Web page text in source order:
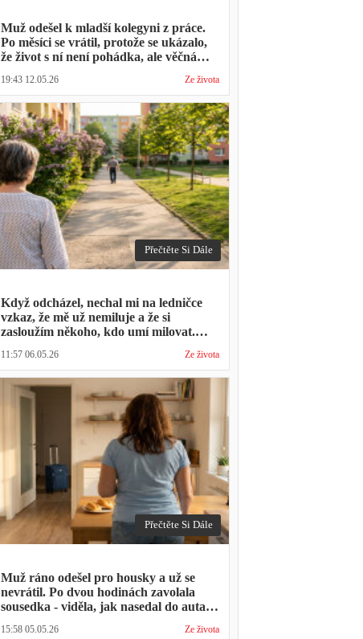
Muž odešel k mladší kolegyni z práce.
Po měsíci se vrátil, protože se ukázalo,
že život s ní není pohádka, ale věčná
19:43 12.05.26 Ze života
Přečtěte Si Dále
Když odcházel, nechal mi na ledničce
vzkaz, že mě už nemiluje a že si
zasloužím někoho, kdo umí milovat.
mohl přijít na nedělní oběd, protože ta
druhá ho vyhodila a nemá kde strávit
svátky
11:57 06.05.26 Ze života
Přečtěte Si Dále
Muž ráno odešel pro housky a už se
nevrátil. Po dvou hodinách zavolala
sousedka - viděla, jak nasedal do auta s
týden pomáhala balit na služební cestu
15:58 05.05.26 Ze života